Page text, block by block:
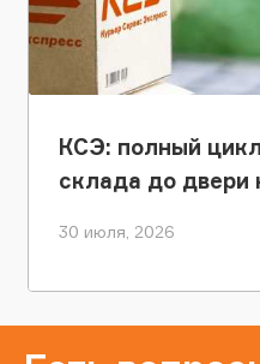
КСЭ: полный
склада до двери
30 июля, 2026